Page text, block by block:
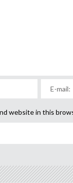
website in this